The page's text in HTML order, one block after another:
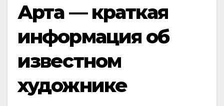
Арта — краткая
информация об
известном
художнике